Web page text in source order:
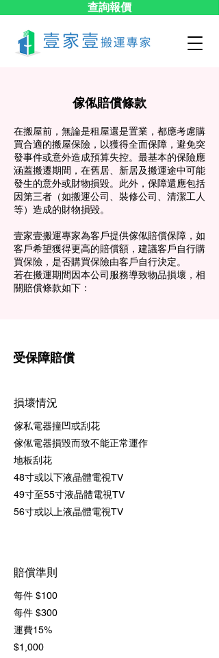
查詢報價
傢俬賠償條款
在搬屋前，無論是租屋還是置業，都應考慮購
買合適的搬屋保險，以獲得全面保障，避免突
發事件或意外造成預算失控。最基本的保險應
涵蓋搬遷期間，在舊居、新居及搬運途中可能
發生的意外或財物損毀。此外，保障還應包括
因第三者（如搬運公司、裝修公司、清潔工人
等）造成的財物損毀。
壹家壹搬運專家為客戶提供傢俬賠償保障，如
客戶希望獲得更高的賠償額，建議客戶自行購
買保險，是否購買保險由客戶自行決定。
若在搬運期間因本公司服務導致物品損壞，相
關賠償條款如下：
​受保障賠償
損壞情況
傢私電器撞凹或刮花
傢俬電器損毀而致不能正常運作
地板刮花
48寸或以下液晶體電視TV
49寸至55寸液晶體電視TV
56寸或以上液晶體電視TV
賠償準則
每件 $100
每件 $300
運費15%
$1,000